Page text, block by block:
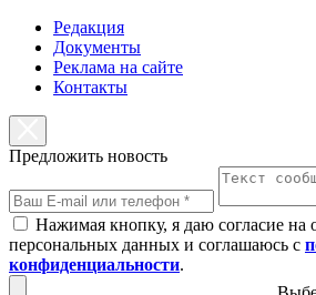
Редакция
Документы
Реклама на сайте
Контакты
Предложить новость
Нажимая кнопку, я даю согласие на
персональных данных и соглашаюсь с
конфиденциальности.